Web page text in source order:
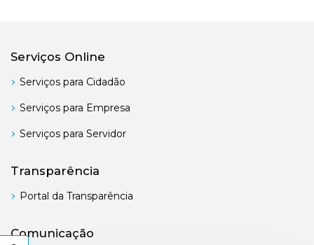
Serviços Online
Serviços para Cidadão
Serviços para Empresa
Serviços para Servidor
Transparência
Portal da Transparência
Comunicação